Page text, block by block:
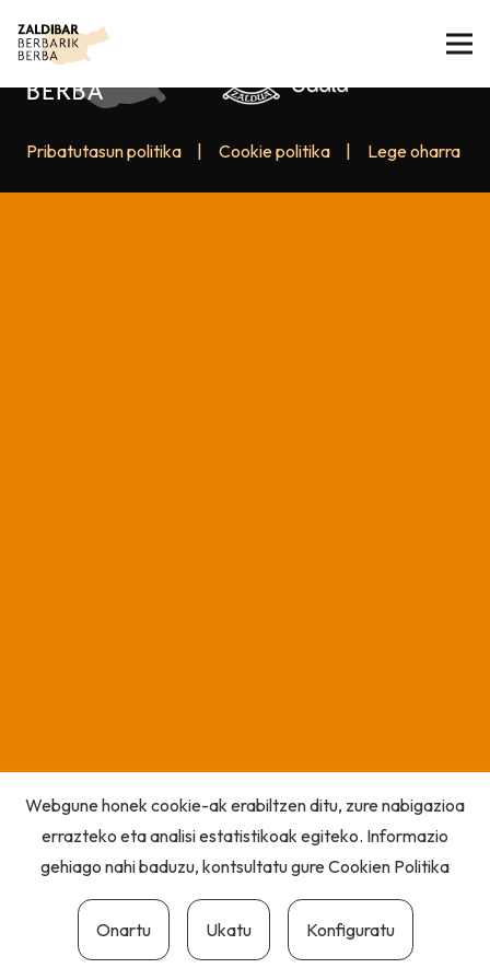
Pribatutasun politika Cookie politika Lege oharra
Webgune honek cookie-ak erabiltzen ditu, zure nabigazioa
errazteko eta analisi estatistikoak egiteko. Informazio
gehiago nahi baduzu, kontsultatu gureCookien Politika
Onartu Ukatu Konfiguratu